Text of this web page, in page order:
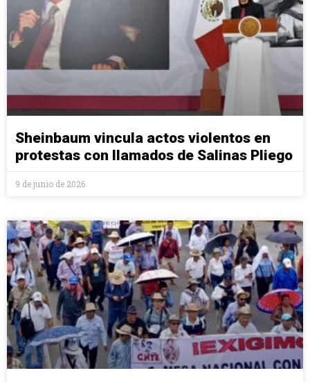
Sheinbaum vincula actos violentos en
protestas con llamados de Salinas Pliego
9 de junio de 2026